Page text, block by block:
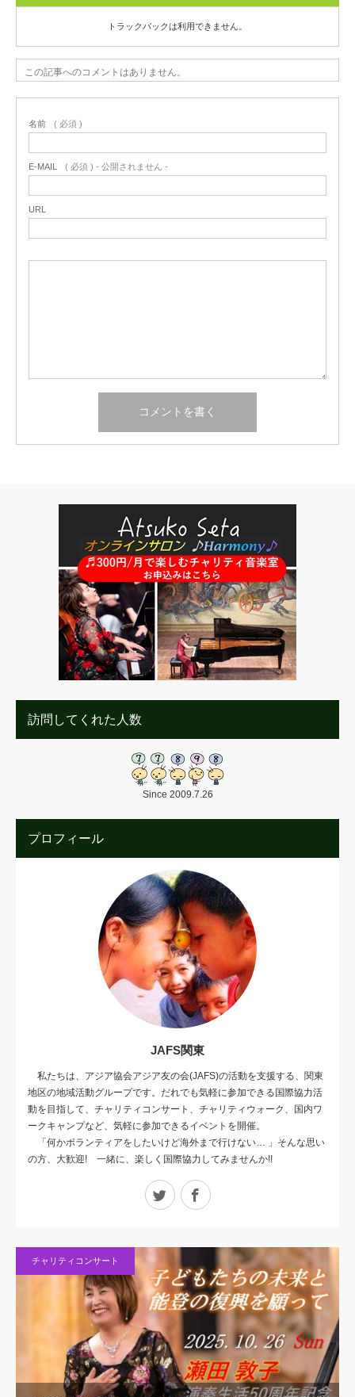
トラックバックは利用できません。
この記事へのコメントはありません。
名前 ( 必須 )
E-MAIL ( 必須 ) - 公開されません -
URL
訪問してくれた人数
Since 2009.7.26
プロフィール
JAFS関東
私たちは、アジア協会アジア友の会(JAFS)の活動を支援する、関東
地区の地域活動グループです。だれでも気軽に参加できる国際協力活
動を目指して、チャリティコンサート、チャリティウォーク、国内ワ
ークキャンプなど、気軽に参加できるイベントを開催。
「何かボランティアをしたいけど海外まで行けない… 」そんな思い
の方、大歓迎! 一緒に、楽しく国際協力してみませんか!!
Twitter Facebook
チャリティコンサート